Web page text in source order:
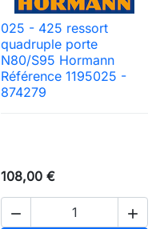
025 - 425 ressort
quadruple porte
N80/S95 Hormann
Référence 1195025 -
874279
108,00 €
 